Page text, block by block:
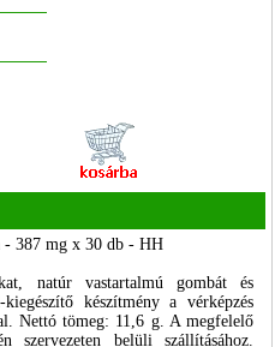
- 387 mg x 30 db - HH
natúr vastartalmú gombát és
készítmény a vérképzés
Nettó tömeg: 11,6 g. A megfelelő
szervezeten belüli szállításához.